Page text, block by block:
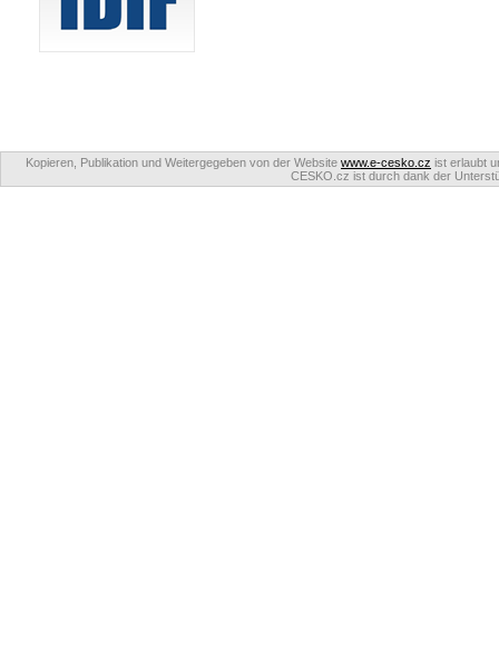
Kopieren, Publikation und Weitergegeben von der Website www.e-cesko.cz ist erlaubt
CESKO.cz ist durch dank der